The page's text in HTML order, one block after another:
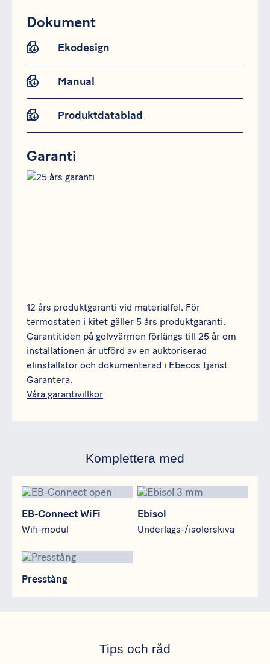
Dokument
Ekodesign
Manual
Produktdatablad
Garanti
12 års produktgaranti vid materialfel. För
termostaten i kitet gäller 5 års produktgaranti.
Garantitiden på golvvärmen förlängs till 25 år om
installationen är utförd av en auktoriserad
elinstallatör och dokumenterad i Ebecos tjänst
Garantera.
Våra garantivillkor
Komplettera med
EB-Connect WiFi
Wifi-modul
EB-Connect WiFi
Ebisol
Underlags-/isolerskiva
Ebisol
Presstång
Presstång
Tips och råd